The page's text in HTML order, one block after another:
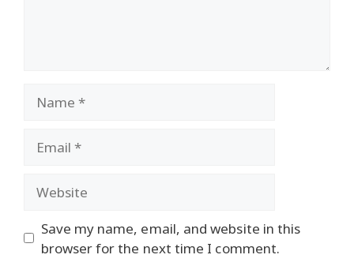
Save my name, email, and website in this
browser for the next time I comment.